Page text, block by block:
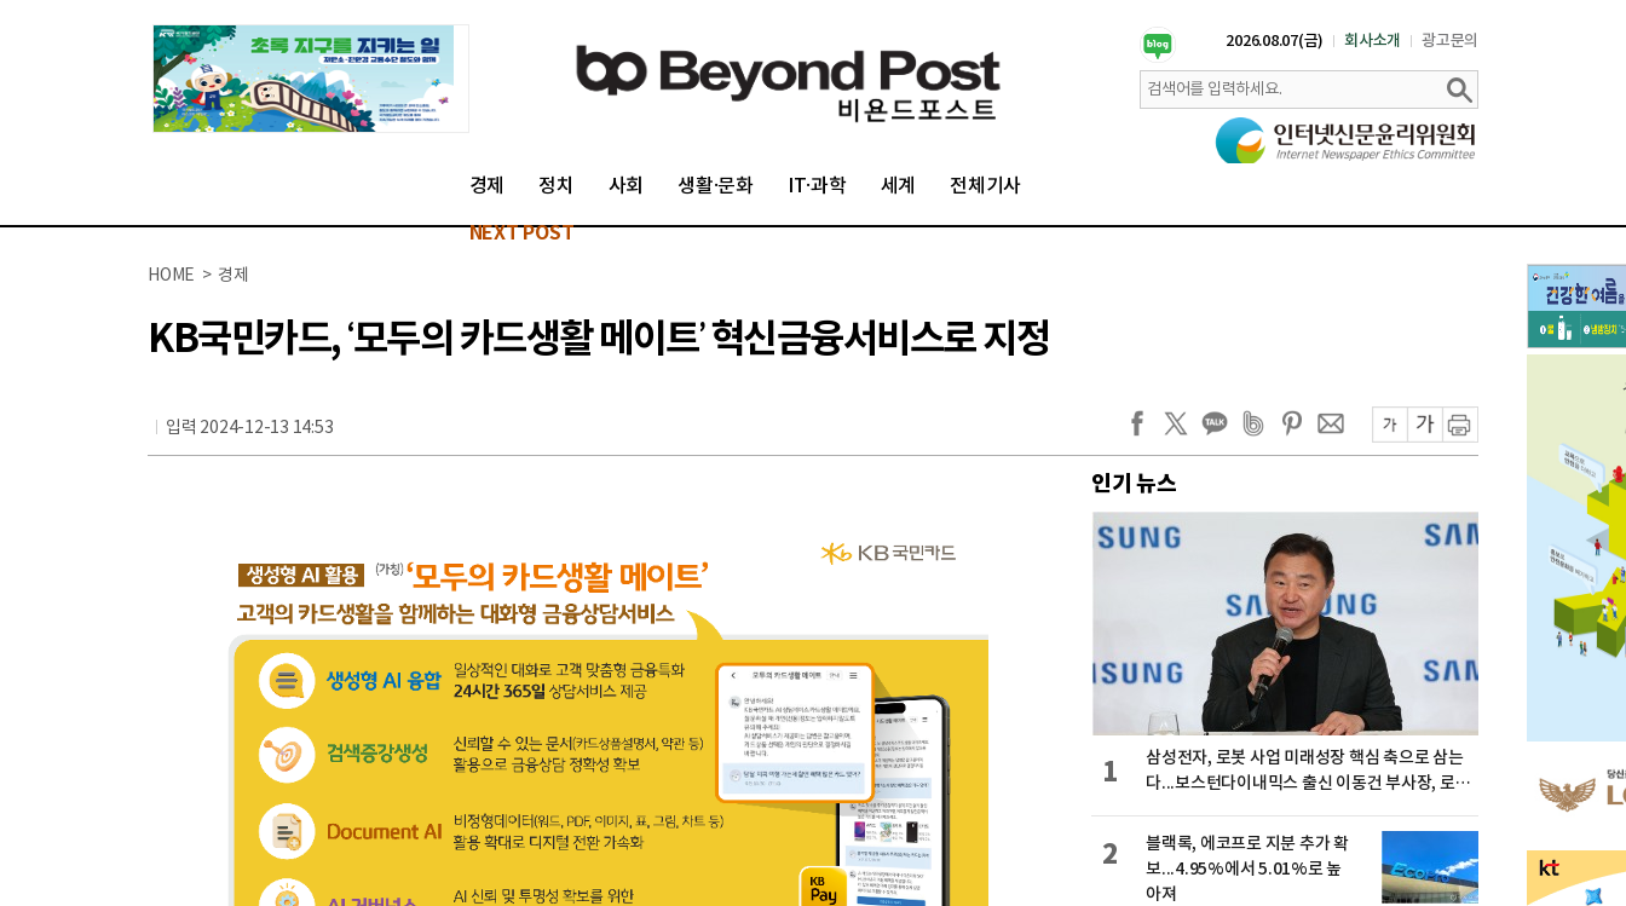
2026.08.07(금) 회사소개 광고문의
경제 정치 사회 생활·문화 IT·과학 세계 전체기사
NEXT POST
HOME > 경제
KB국민카드, ‘모두의 카드생활 메이트’ 혁신금융서비스로 지정
입력 2024-12-13 14:53
인기 뉴스
삼성전자, 로봇 사업 미래성장 핵심 축으로 삼는
다...보스턴다이내믹스 출신 이동건 부사장, 로보
1
블랙록, 에코프로 지분 추가 확
보...4.95%에서 5.01%로 높
아져
2